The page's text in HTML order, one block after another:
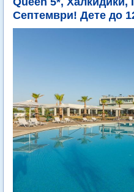
Септември! Дете до